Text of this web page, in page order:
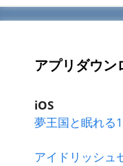
アプリダウン
iOS
夢王国と眠れる
アイドリッシュ